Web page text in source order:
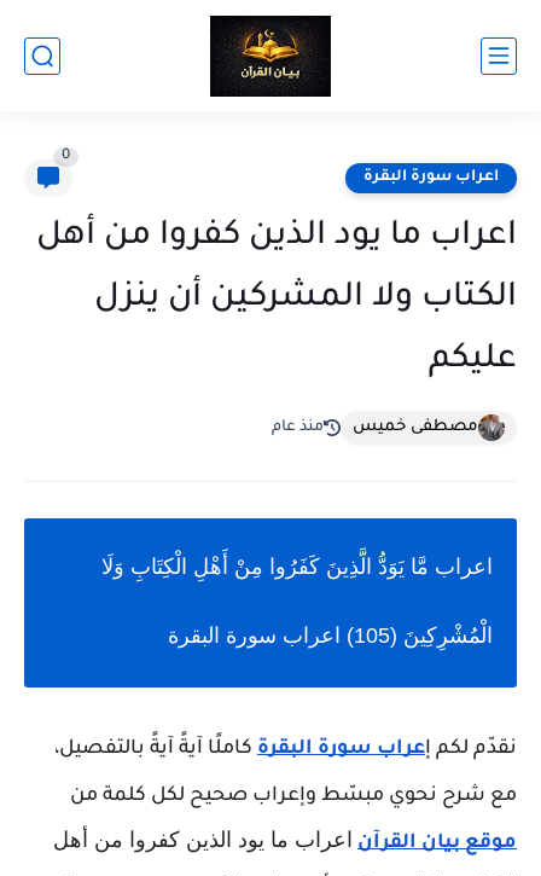
اعراب سورة البقرة
0
اعراب ما يود الذين كفروا من أهل
الكتاب ولا المشركين أن ينزل
عليكم
مصطفى خميس منذ عام
اعراب مَّا يَوَدُّ الَّذِينَ كَفَرُوا مِنْ أَهْلِ الْكِتَابِ وَلَا
الْمُشْرِكِينَ (105) اعراب سورة البقرة
نقدّم لكم إعراب سورة البقرة كاملًا آيةً آيةً بالتفصيل،
مع شرح نحوي مبسّط وإعراب صحيح لكل كلمة من
موقع بيان القرآن
اعراب ما يود الذين كفروا من أهل